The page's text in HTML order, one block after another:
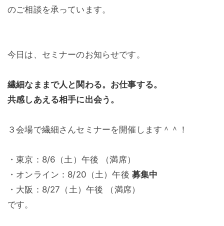
のご相談を承っています。
今日は、セミナーのお知らせです。
繊細なままで人と関わる。お仕事する。
共感しあえる相手に出会う。
３会場で繊細さんセミナーを開催します＾＾！
・東京：8/6（土）午後 （満席）
・オンライン：8/20（土）午後 募集中
・大阪：8/27（土）午後 （満席）
です。